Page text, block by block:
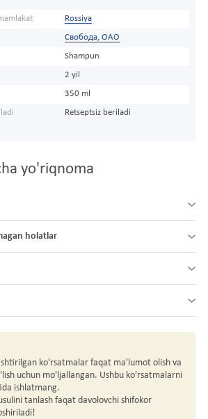
Rossiya
Свобода, ОАО
Shampun
2 yil
350 ml
Retseptsiz beriladi
yo'riqnoma
holatlar
ko'rsatmalar faqat ma'lumot olish va
uchun mo'ljallangan. Ushbu ko'rsatmalarni
ishlatmang.
tanlash faqat davolovchi shifokor